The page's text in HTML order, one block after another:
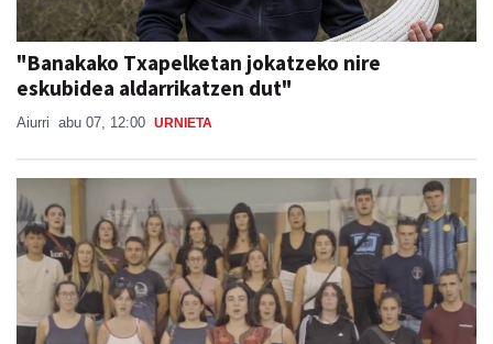
"Banakako Txapelketan jokatzeko nire
eskubidea aldarrikatzen dut"
Aiurri abu 07, 12:00 URNIETA